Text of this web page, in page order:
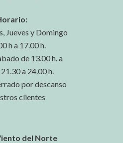
Jueves y Domingo
h a 17.00 h.
de 13.00 h. a
a 24.00 h.
por descanso
clientes
del Norte